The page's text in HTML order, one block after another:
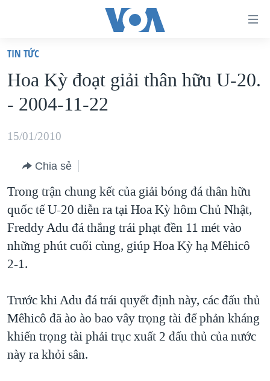
truy
cập
Tới
dung
chính
điều
hướng
chính
Đi
tới
VIỆT NAM
HOA KỲ
BIỂN ĐÔNG
BLOG
DIỄN ĐÀN
MỤC
TỰ DO BÁO CHÍ
ĐỜI SỐNG
KHOA HỌC
CHUYÊN ĐỀ
HÀNH TRÌNH BẦU CỬ 2024
MỘT NĂM CHIẾN TRANH TẠI DẢI GAZA
GIẢI MÃ VÀNH ĐAI & CON ĐƯỜNG
NGÀY TỊ NẠN THẾ GIỚI
HỌC TIẾNG ANH
NGHE
MẠNG XÃ HỘI
TIN TỨC
Hoa Kỳ đoạt giải thân hữu U-20.
- 2004-11-22
15/01/2010
Chia sẻ
Trong trận chung kết của giải bóng đá thân hữu
quốc tế U-20 diễn ra tại Hoa Kỳ hôm Chủ Nhật,
Freddy Adu đá thắng trái phạt đền 11 mét vào
những phút cuối cùng, giúp Hoa Kỳ hạ Mêhicô
2-1.
Trước khi Adu đá trái quyết định này, các đấu thủ
Mêhicô đã ào ào bao vây trọng tài để phản kháng
khiến trọng tài phải trục xuất 2 đấu thủ của nước
này ra khỏi sân.